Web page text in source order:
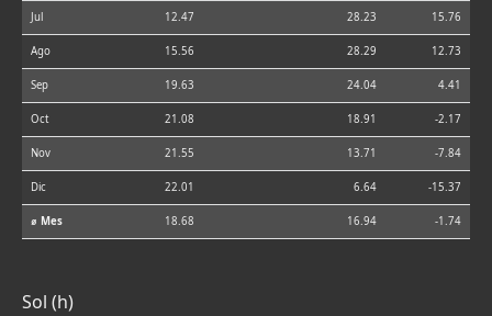
Jul 12.47 28.23 15.76
Ago 15.56 28.29 12.73
Sep 19.63 24.04 4.41
Oct 21.08 18.91 -2.17
Nov 21.55 13.71 -7.84
Dic 22.01 6.64 -15.37
⌀ Mes 18.68 16.94 -1.74
Sol (h)